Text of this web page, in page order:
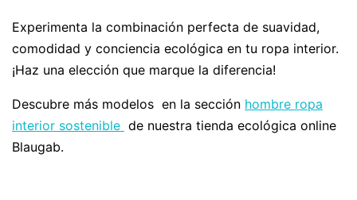
Experimenta la combinación perfecta de suavidad,
comodidad y conciencia ecológica en tu ropa interior.
¡Haz una elección que marque la diferencia!
Descubre más modelos en la sección hombre ropa
interior sostenible de nuestra tienda ecológica online
Blaugab.